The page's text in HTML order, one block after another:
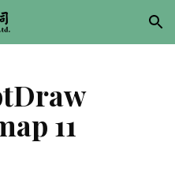
Skip to navigation
11